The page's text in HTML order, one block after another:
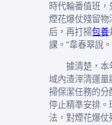
時代輪番值班
煙花爆仗殘留物
后，再打掃包養
課。”韋春翠說。
據清楚，本
域內渣滓清運量
掃保潔任務的分
停止精準安排。
法，對煙花爆仗